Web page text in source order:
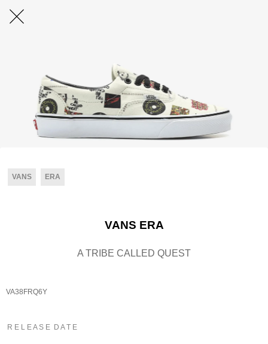
VANS ERA
VANS ERA
A TRIBE CALLED QUEST
VA38FRQ6Y
R E L E A S E D A T E